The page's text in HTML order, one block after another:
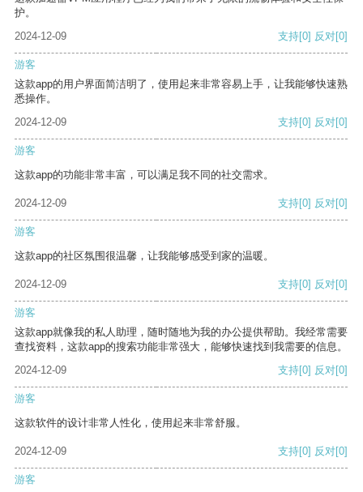
护。
2024-12-09
支持[0] 反对[0]
游客
这款app的用户界面简洁明了，使用起来非常容易上手，让我能够快速熟
悉操作。
2024-12-09
支持[0] 反对[0]
游客
这款app的功能非常丰富，可以满足我不同的社交需求。
2024-12-09 支持[0] 反对[0]
游客
这款app的社区氛围很温馨，让我能够感受到家的温暖。
2024-12-09 支持[0] 反对[0]
游客
这款app就像我的私人助理，随时随地为我的办公提供帮助。我经常需要
查找资料，这款app的搜索功能非常强大，能够快速找到我需要的信息。
2024-12-09
支持[0] 反对[0]
游客
这款软件的设计非常人性化，使用起来非常舒服。
2024-12-09 支持[0] 反对[0]
游客